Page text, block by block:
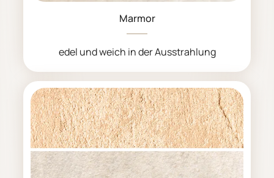
Marmor
edel und weich in der Ausstrahlung